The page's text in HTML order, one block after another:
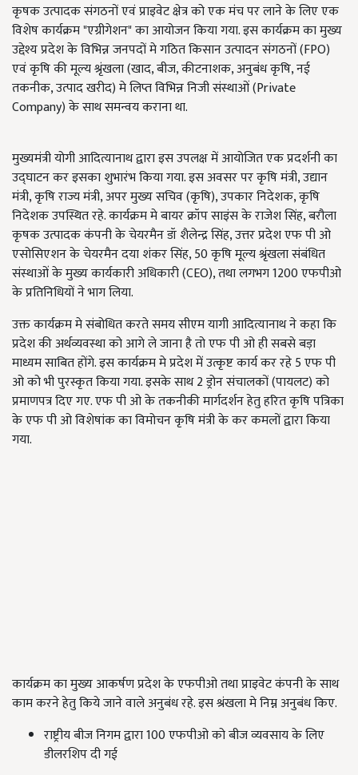
कृषक उत्पादक संगठनों एवं प्राइवेट क्षेत्र को एक मंच पर लाने के लिए एक
विशेष कार्यक्रम "एग्रीगेशन" का आयोजन किया गया. इस कार्यक्रम का मुख्य
उद्देश्य प्रदेश के विभिन्न जनपदों मे गठित किसान उत्पादन संगठनों (FPO)
एवं कृषि की मूल्य श्रृंखला (खाद, बीज, कीटनाशक, अनुबंध कृषि, नई
तकनीक, उत्पाद खरीद) मे लिप्त विभिन्न निजी संस्थाओं (Private
Company) के साथ समन्वय कराना था.
मुख्यमंत्री योगी आदित्यानाथ द्वारा इस उपलक्ष में आयोजित एक प्रदर्शनी का
उद्घाटन कर इसका शुभारंभ किया गया. इस अवसर पर कृषि मंत्री, उद्यान
मंत्री, कृषि राज्य मंत्री, अपर मुख्य सचिव (कृषि), उपकार निदेशक, कृषि
निदेशक उपस्थित रहे. कार्यक्रम मे बायर क्रॉप साइंस के राजेश सिंह, बरौला
कृषक उत्पादक कंपनी के चेयरमैन डॉ शैलेन्द्र सिंह, उत्तर प्रदेश एफ पी ओ
एसोसिएशन के चेयरमैन दया शंकर सिंह, 50 कृषि मूल्य श्रृंखला संबंधित
संस्थाओं के मुख्य कार्यकारी अधिकारी (CEO), तथा लगभग 1200 एफपीओ
के प्रतिनिधियों ने भाग लिया.
उक्त कार्यक्रम मे संबोधित करते समय सीएम यागी आदित्यानाथ ने कहा कि
प्रदेश की अर्थव्यवस्था को आगे ले जाना है तो एफ पी ओ ही सबसे बड़ा
माध्यम साबित होंगे. इस कार्यक्रम मे प्रदेश में उत्कृष्ट कार्य कर रहे 5 एफ पी
ओ को भी पुरस्कृत किया गया. इसके साथ 2 ड्रोन संचालकों (पायलट) को
प्रमाणपत्र दिए गए. एफ पी ओ के तकनीकी मार्गदर्शन हेतु हरित कृषि पत्रिका
के एफ पी ओ विशेषांक का विमोचन कृषि मंत्री के कर कमलों द्वारा किया
गया.
कार्यक्रम का मुख्य आकर्षण प्रदेश के एफपीओ तथा प्राइवेट कंपनी के साथ
काम करने हेतु किये जाने वाले अनुबंध रहे. इस श्रंखला मे निम्न अनुबंध किए.
राष्ट्रीय बीज निगम द्वारा 100 एफपीओ को बीज व्यवसाय के लिए
डीलरशिप दी गई